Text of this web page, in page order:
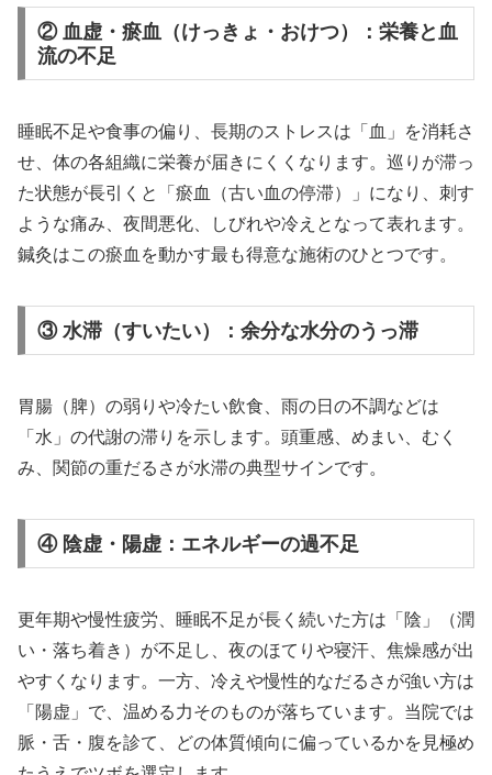
② 血虚・瘀血（けっきょ・おけつ）：栄養と血
流の不足
睡眠不足や食事の偏り、長期のストレスは「血」を消耗さ
せ、体の各組織に栄養が届きにくくなります。巡りが滞っ
た状態が長引くと「瘀血（古い血の停滞）」になり、刺す
ような痛み、夜間悪化、しびれや冷えとなって表れます。
鍼灸はこの瘀血を動かす最も得意な施術のひとつです。
③ 水滞（すいたい）：余分な水分のうっ滞
胃腸（脾）の弱りや冷たい飲食、雨の日の不調などは
「水」の代謝の滞りを示します。頭重感、めまい、むく
み、関節の重だるさが水滞の典型サインです。
④ 陰虚・陽虚：エネルギーの過不足
更年期や慢性疲労、睡眠不足が長く続いた方は「陰」（潤
い・落ち着き）が不足し、夜のほてりや寝汗、焦燥感が出
やすくなります。一方、冷えや慢性的なだるさが強い方は
「陽虚」で、温める力そのものが落ちています。当院では
脈・舌・腹を診て、どの体質傾向に偏っているかを見極め